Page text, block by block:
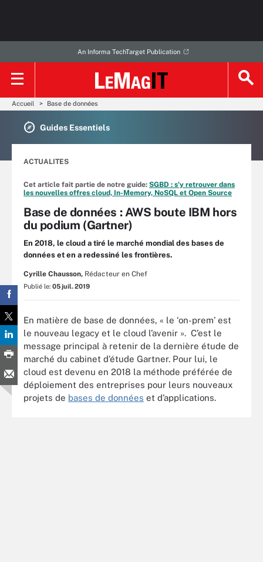
An Informa TechTarget Publication
Accueil Base de données
Guides Essentiels
ACTUALITES
Cet article fait partie de notre guide: SGBD : s'y retrouver dans
les nouvelles offres cloud, In-Memory, NoSQL et Open Source
Base de données : AWS boute IBM hors
du podium (Gartner)
En 2018, le cloud a tiré le marché mondial des bases de
données et en a redessiné les frontières.
Cyrille Chausson, Rédacteur en Chef
Publié le: 05 juil. 2019
En matière de base de données, « le ‘on-prem’ est
le nouveau legacy et le cloud l’avenir ». C’est le
message principal à retenir de la dernière étude de
marché du cabinet d’étude Gartner. Pour lui, le
cloud est devenu en 2018 la méthode préférée de
déploiement des entreprises pour leurs nouveaux
projets de bases de données et d’applications.